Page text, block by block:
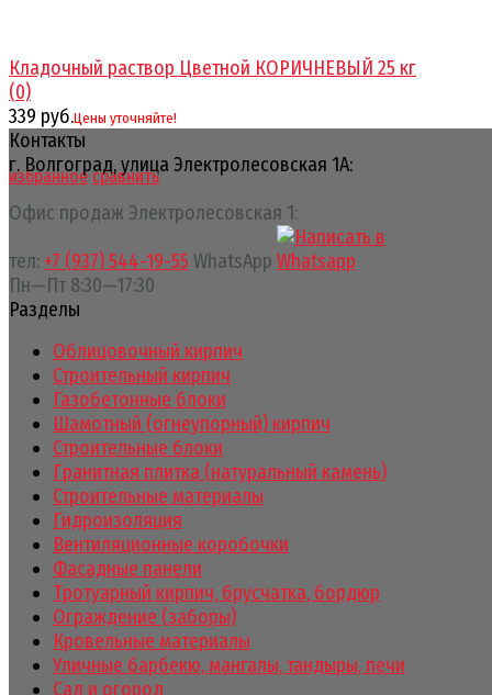
избранное сравнить
Кладочный раствор Цветной КОРИЧНЕВЫЙ 25 кг
(0)
339 руб.Цены уточняйте!
Контакты
г. Волгоград, улица Электролесовская 1А:
Офис продаж Электролесовская 1:
тел: +7 (937) 544-19-55 WhatsApp
Пн—Пт 8:30—17:30
Разделы
Облицовочный кирпич
Строительный кирпич
Газобетонные блоки
Шамотный (огнеупорный) кирпич
Строительные блоки
Гранитная плитка (натуральный камень)
Строительные материалы
Гидроизоляция
Вентиляционные коробочки
Фасадные панели
Тротуарный кирпич, брусчатка, бордюр
Ограждение (заборы)
Кровельные материалы
Уличные барбекю, мангалы, тандыры, печи
Сад и огород